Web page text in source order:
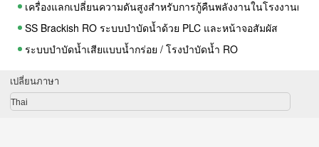
เครื่องแลกเปลี่ยนความดันสูงสำหรับการกู้คืนพลังงานในโรงงานผลิ
SS Brackish RO ระบบบำบัดน้ำด้วย PLC และหน้าจอสัมผัส
ระบบบำบัดน้ำเสียแบบน้ำกร่อย / โรงบำบัดน้ำ RO
โรงงานบำบัดน้ำเสียแบบถั่งน้ำแบบย้อนกลับแบบคอนเดนเสทสำหรับ
เครื่องกรองน้ำ Reverse Osmosis แบบเคลื่อนย้ายได้สำหรับการดื่ม
เปลี่ยนภาษา
Thai